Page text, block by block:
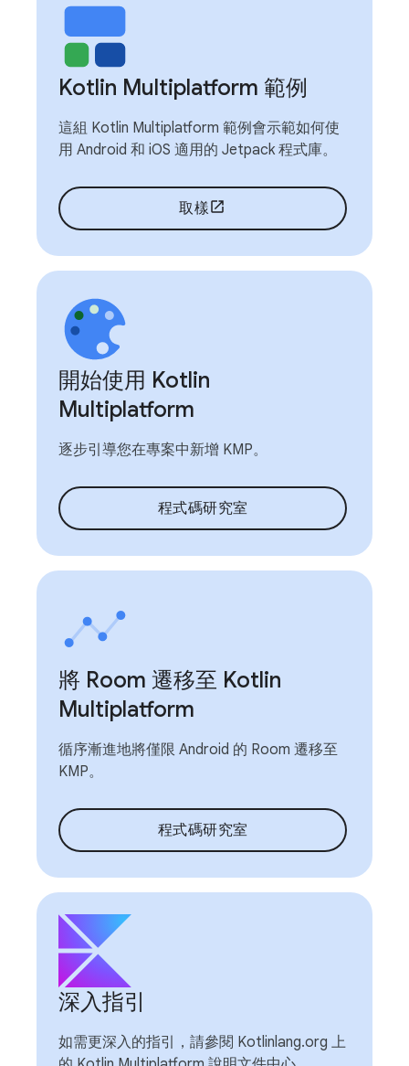
Kotlin Multiplatform 範例
這組 Kotlin Multiplatform 範例會示範如何使
用 Android 和 iOS 適用的 Jetpack 程式庫。
取樣
開始使用 Kotlin
Multiplatform
逐步引導您在專案中新增 KMP。
程式碼研究室
將 Room 遷移至 Kotlin
Multiplatform
循序漸進地將僅限 Android 的 Room 遷移至
KMP。
程式碼研究室
深入指引
如需更深入的指引，請參閱 Kotlinlang.org 上